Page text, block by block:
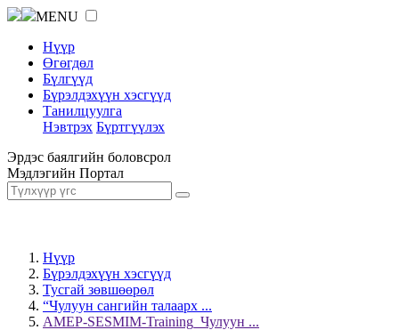
MENU
Нүүр
Өгөгдөл
Бүлгүүд
Бүрэлдэхүүн хэсгүүд
Танилцуулга
Нэвтрэх Бүртгүүлэх
Эрдэс баялгийн боловсрол
Мэдлэгийн Портал
Нүүр
Бүрэлдэхүүн хэсгүүд
Тусгай зөвшөөрөл
“Чулуун сангийн талаарх ...
AMEP-SESMIM-Training_Чулуун ...